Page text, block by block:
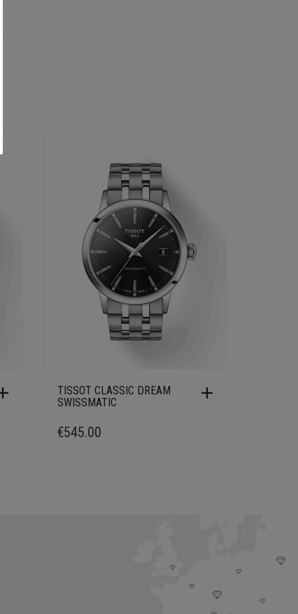
TISSOT CLASSIC DREAM
SWISSMATIC
€545.00